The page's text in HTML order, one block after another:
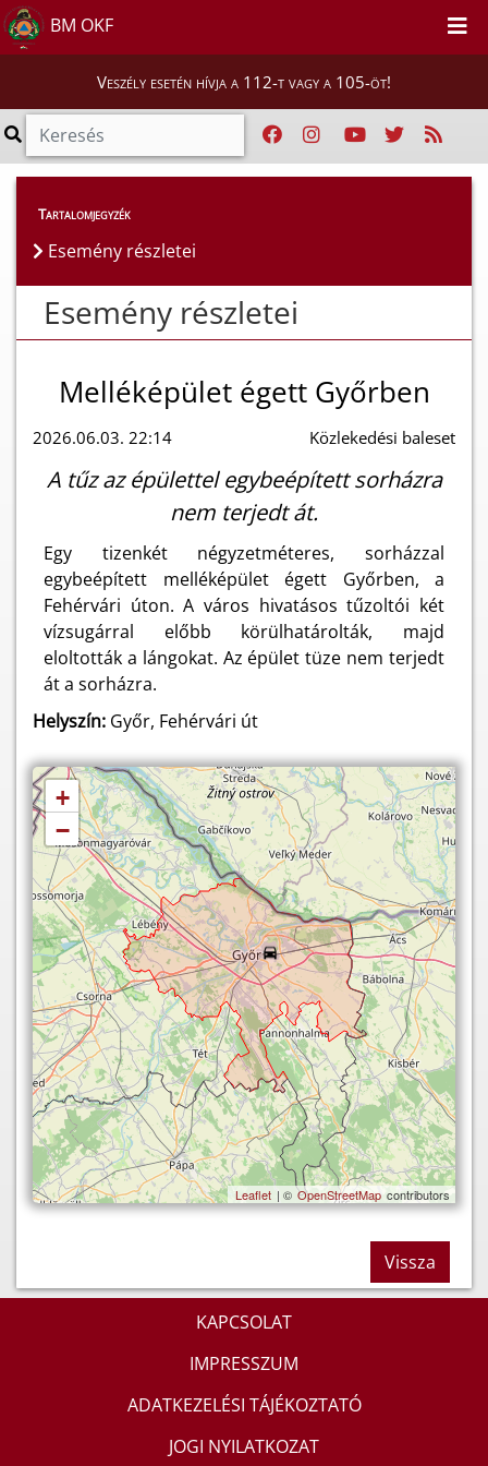
BM OKF
Veszély esetén hívja a 112-t vagy a 105-öt!
Esemény részletei
Tartalomjegyzék
Esemény részletei
Esemény részletei
Melléképület égett Győrben
2026.06.03. 22:14 Közlekedési baleset
A tűz az épülettel egybeépített sorházra
nem terjedt át.
Egy tizenkét négyzetméteres, sorházzal
egybeépített melléképület égett Győrben, a
Fehérvári úton. A város hivatásos tűzoltói két
vízsugárral előbb körülhatárolták, majd
eloltották a lángokat. Az épület tüze nem terjedt
át a sorházra.
Helyszín: Győr, Fehérvári út
+
−
Leaflet | © OpenStreetMap contributors
Vissza
KAPCSOLAT
IMPRESSZUM
ADATKEZELÉSI TÁJÉKOZTATÓ
JOGI NYILATKOZAT